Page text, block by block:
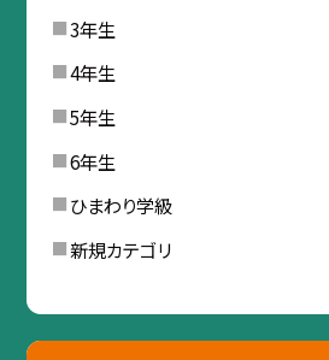
3年生
4年生
5年生
6年生
ひまわり学級
新規カテゴリ